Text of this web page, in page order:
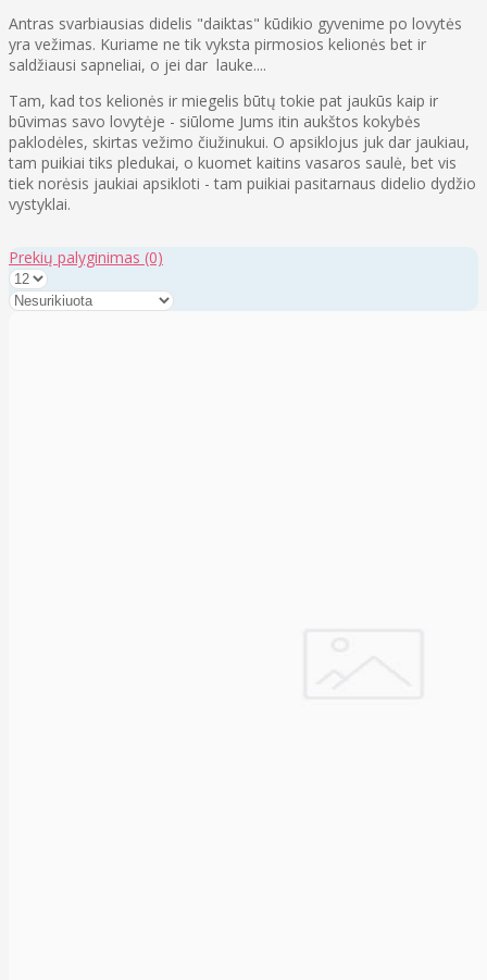
Antras svarbiausias didelis "daiktas" kūdikio gyvenime po lovytės
yra vežimas. Kuriame ne tik vyksta pirmosios kelionės bet ir
saldžiausi sapneliai, o jei dar lauke....
Tam, kad tos kelionės ir miegelis būtų tokie pat jaukūs kaip ir
būvimas savo lovytėje - siūlome Jums itin aukštos kokybės
paklodėles, skirtas vežimo čiužinukui. O apsiklojus juk dar jaukiau,
tam puikiai tiks pledukai, o kuomet kaitins vasaros saulė, bet vis
tiek norėsis jaukiai apsikloti - tam puikiai pasitarnaus didelio dydžio
vystyklai.
Prekių palyginimas (0)